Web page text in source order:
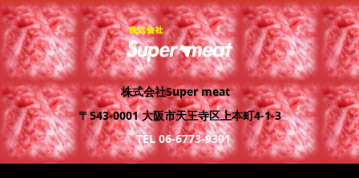
株式会社Super meat
〒543-0001 大阪市天王寺区上本町4-1-3
TEL 06-6773-9391